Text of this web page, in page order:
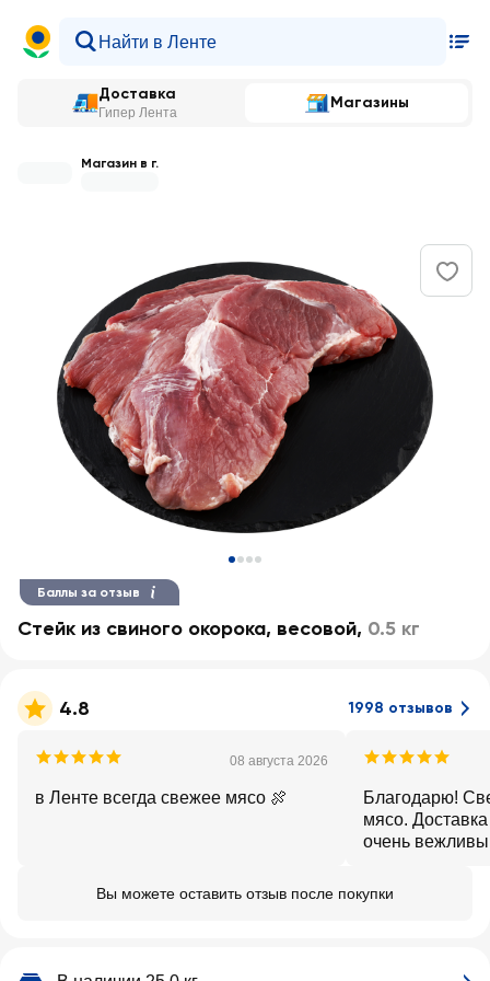
Доставка
Гипер Лента
Магазины
Магазин в г.
Баллы за отзыв
Стейк из свиного окорока, весовой, 0.5 кг
4.8 1998 отзывов
08 августа 2026
в Ленте всегда свежее мясо 🍖
Благодарю!
мясо.
очень
Вы можете оставить отзыв после покупки